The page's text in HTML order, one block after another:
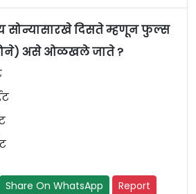
सोन्यासारखे दिसते म्हणून फुल्स
असे ओळखले जाते ?
Share On WhatsApp Report